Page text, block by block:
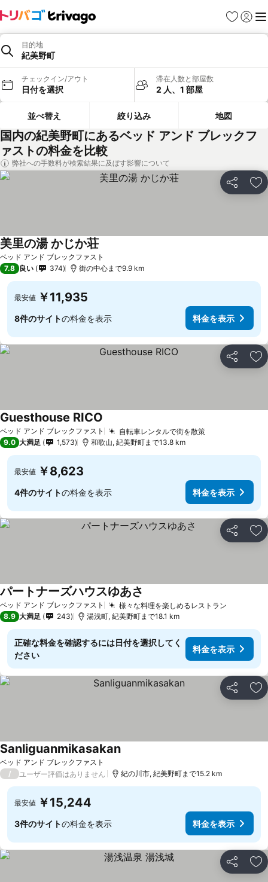
お気に入り
ログイ
メ
目的地
紀美野町
チェックイン/アウト
日付を選択
滞在人数と部屋数
2 人、1 部屋
並べ替え 絞り込み 地図
国内の紀美野町にあるベッド アンド ブレックフ
ァストの料金を比較
弊社への手数料が検索結果に及ぼす影響について
シェア お
ベッド アンド ブレックファスト
美里の湯 かじか荘
7.8 良い 374 街の中心まで9.9 km
最安値 ￥11,935
8件のサイトの料金を表示 料金を表示
シェア お
ベッド アンド ブレックファスト 自転車レンタルで街を散策料金を表示
Guesthouse RICO
9.0 大満足 1,573 和歌山, 紀美野町まで13.8 km
最安値 ￥8,623
4件のサイトの料金を表示 料金を表示
シェア お
ベッド アンド ブレックファスト 様々な料理を楽しめるレストラン
パートナーズハウスゆあさ
8.9 大満足 243 湯浅町, 紀美野町まで18.1 km
正確な料金を確認するには日付を選択してく
ださい
料金を表示
シェア お
ベッド アンド ブレックファスト
Sanliguanmikasakan料金を表示
/ ユーザー評価はありません 紀の川市, 紀美野町まで15.2 km
最安値 ￥15,244
3件のサイトの料金を表示 料金を表示
シェア お